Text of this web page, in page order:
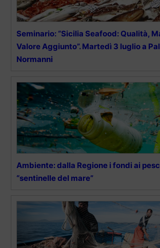
Seminario: “Sicilia Seafood: Qualità,
Valore Aggiunto”. Martedì 3 luglio a
Normanni
Ambiente: dalla Regione i fondi ai
“sentinelle del mare”